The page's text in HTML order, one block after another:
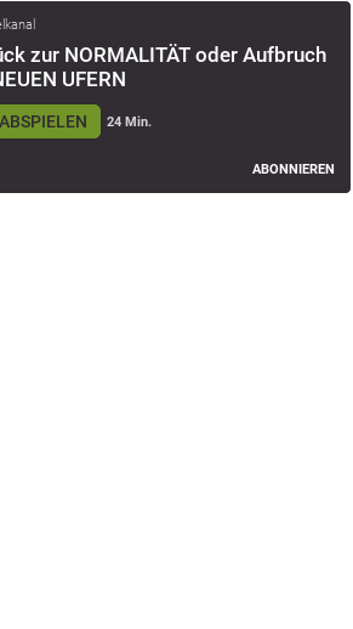
zur NORMALITÄT oder Aufbruch
UFERN
ABSPIELEN 24 Min.
ABONNIEREN